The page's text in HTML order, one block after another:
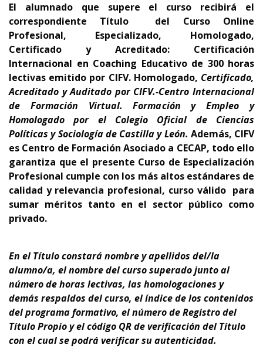
El alumnado que supere el curso recibirá el
correspondiente Título del Curso Online
Profesional, Especializado, Homologado,
Certificado y Acreditado:
Certificación
Internacional en Coaching Educativode 300horas
lectivas emitido por CIFV.Homologado, Certificado,
Acreditado y Auditado por CIFV.-Centro Internacional
de Formación Virtual. Formación y Empleo y
Homologado por el Colegio Oficial de Ciencias
Políticas y Sociología de Castilla y León. Además, CIFV
es Centro de Formación Asociado a CECAP, todo ello
garantiza que el presente Curso de Especialización
Profesional cumple con los más altos estándares de
calidad y relevancia profesional, curso válido para
sumar méritos tanto en el sector público como
privado.
En el Título constará nombre y apellidos del/la
alumno/a, el nombre del curso superado junto al
número de horas lectivas, las homologaciones y
demás respaldos del curso, el índice de los contenidos
del programa formativo, el número de Registro del
Título Propio y el código QR de verificación del Título
con el cual se podrá verificar su autenticidad.